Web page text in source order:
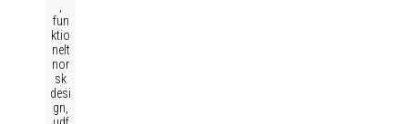
fun
ktio
nelt
nor
sk
desi
gn,